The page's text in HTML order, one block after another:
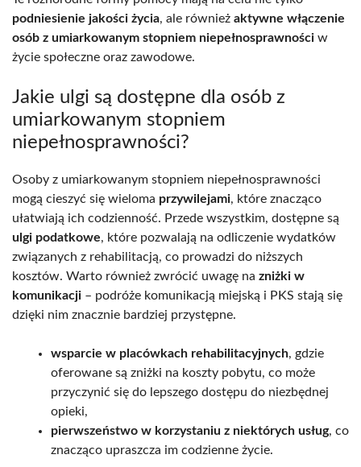
podniesienie jakości życia, ale również aktywne włączenie
osób z umiarkowanym stopniem niepełnosprawności w
życie społeczne oraz zawodowe.
Jakie ulgi są dostępne dla osób z
umiarkowanym stopniem
niepełnosprawności?
Osoby z umiarkowanym stopniem niepełnosprawności
mogą cieszyć się wieloma przywilejami, które znacząco
ułatwiają ich codzienność. Przede wszystkim, dostępne są
ulgi podatkowe, które pozwalają na odliczenie wydatków
związanych z rehabilitacją, co prowadzi do niższych
kosztów. Warto również zwrócić uwagę na zniżki w
komunikacji – podróże komunikacją miejską i PKS stają się
dzięki nim znacznie bardziej przystępne.
wsparcie w placówkach rehabilitacyjnych, gdzie
oferowane są zniżki na koszty pobytu, co może
przyczynić się do lepszego dostępu do niezbędnej
opieki,
pierwszeństwo w korzystaniu z niektórych usług, co
znacząco upraszcza im codzienne życie.